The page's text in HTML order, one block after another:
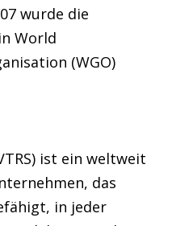
wurde die
World
(WGO)
ist ein weltweit
das
in jeder